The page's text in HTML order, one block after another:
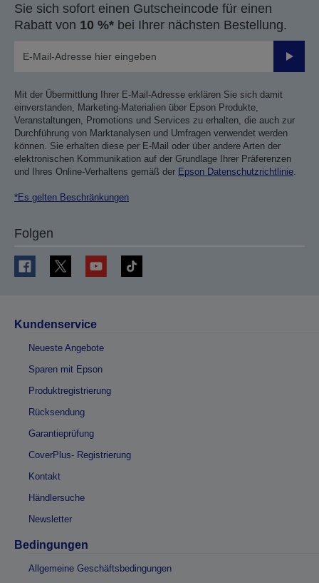
Sie sich sofort einen Gutscheincode für einen
Rabatt von 10 %* bei Ihrer nächsten Bestellung.
Mit der Übermittlung Ihrer E-Mail-Adresse erklären Sie sich damit
einverstanden, Marketing-Materialien über Epson Produkte,
Veranstaltungen, Promotions und Services zu erhalten, die auch zur
Durchführung von Marktanalysen und Umfragen verwendet werden
können. Sie erhalten diese per E-Mail oder über andere Arten der
elektronischen Kommunikation auf der Grundlage Ihrer Präferenzen
und Ihres Online-Verhaltens gemäß der Epson Datenschutzrichtlinie
*Es gelten Beschränkungen
Folgen
Kundenservice
Neueste Angebote
Sparen mit Epson
Produktregistrierung
Rücksendung
Garantieprüfung
CoverPlus- Registrierung
Kontakt
Händlersuche
Newsletter
Bedingungen
Allgemeine Geschäftsbedingungen